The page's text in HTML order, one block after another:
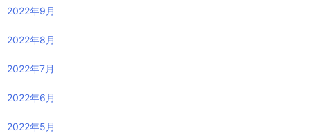
2022年9月
2022年8月
2022年7月
2022年6月
2022年5月